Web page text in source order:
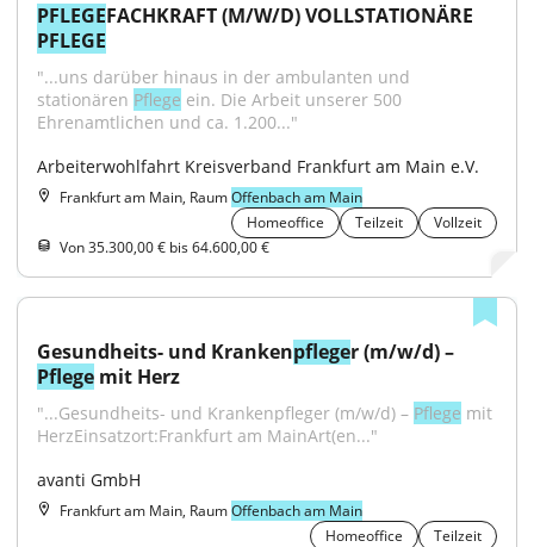
PFLEGE
PFLEGE
"...uns darüber hinaus in der ambulanten und
stationären Pflege ein. Die Arbeit unserer 500
Ehrenamtlichen und ca. 1.200..."
Arbeiterwohlfahrt Kreisverband Frankfurt am Main e.V.
Frankfurt am Main, RaumOffenbach am Main
Homeoffice
Teilzeit
Vollzeit
Von 35.300,00 € bis 64.600,00 €
Gesundheits- und Krankenpflege
Pflege mit Herz
"...Gesundheits- und Krankenpfleger (m/w/d) – Pflege mit
HerzEinsatzort:Frankfurt am MainArt(en..."
avanti GmbH
Frankfurt am Main, RaumOffenbach am Main
Homeoffice
Teilzeit